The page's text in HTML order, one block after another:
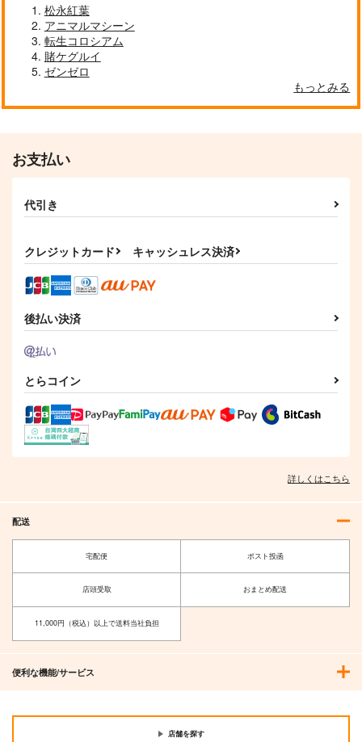
松永紅葉
アニマルマシーン
転生コロシアム
賭ケグルイ
ゼンゼロ
もっとみる
お支払い
代引き
クレジットカード キャッシュレス決済
後払い決済
とらコイン
詳しくはこちら
配送
宅配便 ポスト投函
店頭受取 おまとめ配送
11,000円（税込）以上で送料当社負担
便利な機能/サービス
店舗を探す